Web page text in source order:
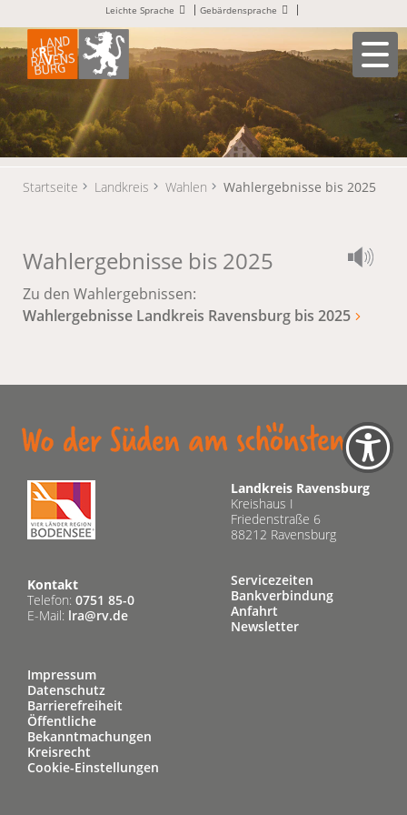
Leichte Sprache Gebärdensprache
Startseite Landkreis Wahlen Wahlergebnisse bis 2025
Wahlergebnisse bis 2025
Zu den Wahlergebnissen:
Wahlergebnisse Landkreis Ravensburg bis 2025
Landkreis Ravensburg
Kreishaus I
Friedenstraße 6
88212 Ravensburg
Kontakt
Telefon: 0751 85-0
E-Mail: lra@rv.de
Servicezeiten
Bankverbindung
Anfahrt
Newsletter
Impressum
Datenschutz
Barrierefreiheit
Öffentliche
Bekanntmachungen
Kreisrecht
Cookie-Einstellungen